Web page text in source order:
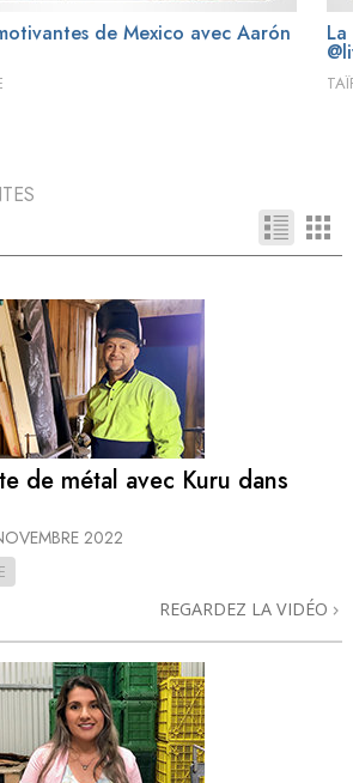
de Mexico avec Aarón
de métal avec Kuru dans
2022
REGARDEZ LA VIDÉO